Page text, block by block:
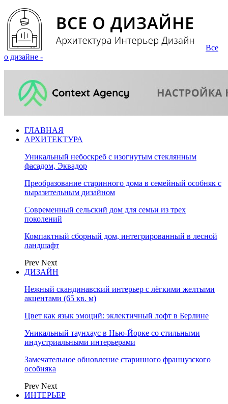
Все
о дизайне -
ГЛАВНАЯ
АРХИТЕКТУРА
Уникальный небоскреб с изогнутым стеклянным
фасадом, Эквадор
Преобразование старинного дома в семейный особняк с
выразительным дизайном
Современный сельский дом для семьи из трех
поколений
Компактный сборный дом, интегрированный в лесной
ландшафт
Prev Next
ДИЗАЙН
Нежный скандинавский интерьер с лёгкими желтыми
акцентами (65 кв. м)
Цвет как язык эмоций: эклектичный лофт в Берлине
Уникальный таунхаус в Нью-Йорке со стильными
индустриальными интерьерами
Замечательное обновление старинного французского
особняка
Prev Next
ИНТЕРЬЕР